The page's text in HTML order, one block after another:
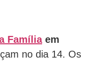
Família em
no dia 14. Os